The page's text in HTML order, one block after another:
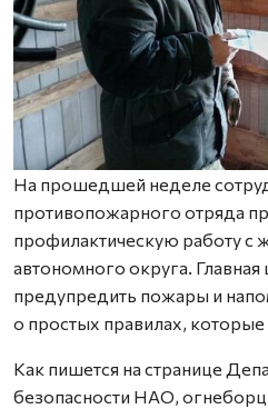
На прошедшей неделе
противопожарного отряда
профилактическую работу с
автономного округа.
предупредить пожары и
о простых правилах,
Как пишется на странице
безопасности НАО,